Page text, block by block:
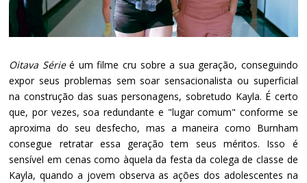
Oitava Sérieé um filme cru sobre a sua geração, conseguindo
expor seus problemas sem soar sensacionalista ou superficial
na construção das suas personagens, sobretudo Kayla. É certo
que, por vezes, soa redundante e "lugar comum" conforme se
aproxima do seu desfecho, mas a maneira como Burnham
consegue retratar essa geração tem seus méritos. Isso é
sensível em cenas como àquela da festa da colega de classe de
Kayla, quando a jovem observa as ações dos adolescentes na